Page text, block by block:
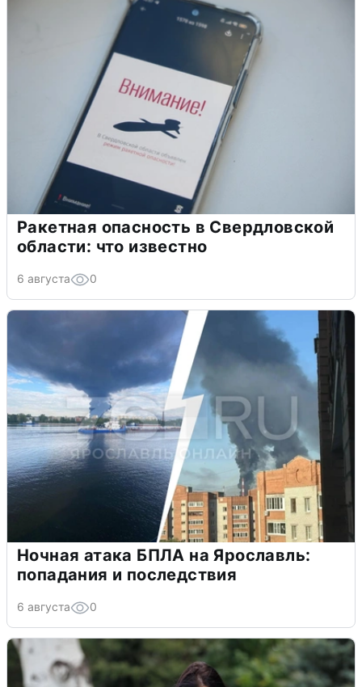
Ракетная опасность в Свердловской
области: что известно
6 августа 0
Ночная атака БПЛА на Ярославль:
попадания и последствия
6 августа 0